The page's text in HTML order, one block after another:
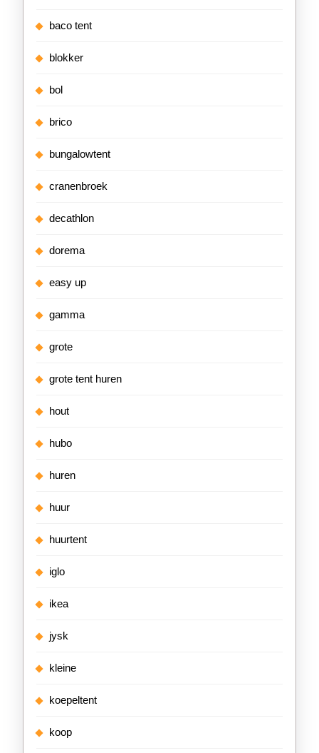
baco tent
blokker
bol
brico
bungalowtent
cranenbroek
decathlon
dorema
easy up
gamma
grote
grote tent huren
hout
hubo
huren
huur
huurtent
iglo
ikea
jysk
kleine
koepeltent
koop